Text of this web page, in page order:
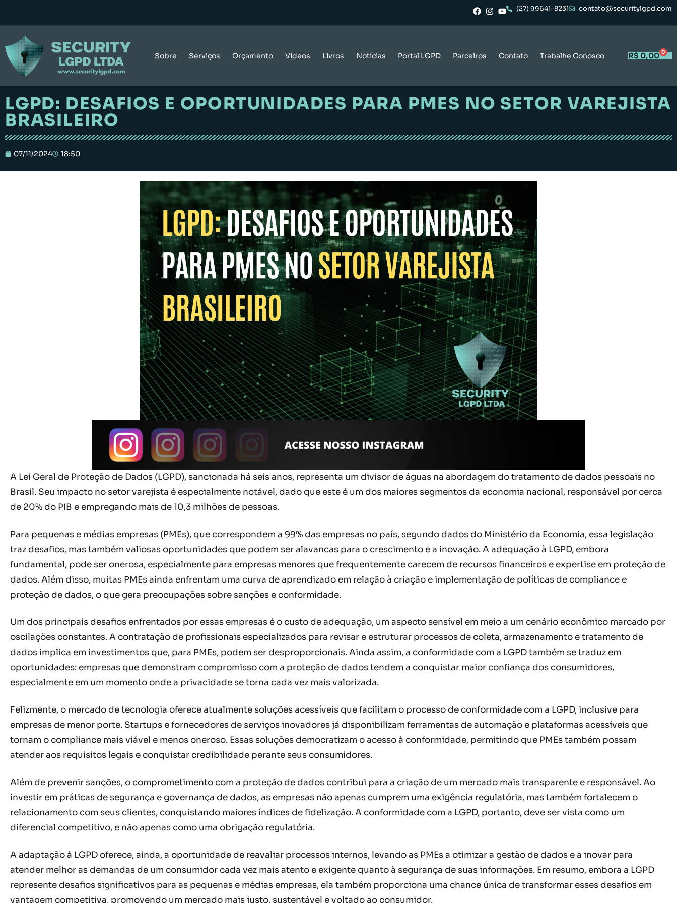
(27) 99641-8231 contato@securitylgpd.com
Sobre Serviços Orçamento Vídeos Livros Notícias Portal LGPD Parceiros Contato Trabalhe Conosco R$ 0,00 0
LGPD: DESAFIOS E OPORTUNIDADES PARA PMES NO SETOR VAREJISTA
BRASILEIRO
07/11/2024 18:50
A Lei Geral de Proteção de Dados (LGPD), sancionada há seis anos, representa um divisor de águas na abordagem do tratamento de dados pessoais no
Brasil. Seu impacto no setor varejista é especialmente notável, dado que este é um dos maiores segmentos da economia nacional, responsável por cerca
de 20% do PIB e empregando mais de 10,3 milhões de pessoas.
Para pequenas e médias empresas (PMEs), que correspondem a 99% das empresas no país, segundo dados do Ministério da Economia, essa legislação
traz desafios, mas também valiosas oportunidades que podem ser alavancas para o crescimento e a inovação. A adequação à LGPD, embora
fundamental, pode ser onerosa, especialmente para empresas menores que frequentemente carecem de recursos financeiros e expertise em proteção de
dados. Além disso, muitas PMEs ainda enfrentam uma curva de aprendizado em relação à criação e implementação de políticas de compliance e
proteção de dados, o que gera preocupações sobre sanções e conformidade.
Um dos principais desafios enfrentados por essas empresas é o custo de adequação, um aspecto sensível em meio a um cenário econômico marcado por
oscilações constantes. A contratação de profissionais especializados para revisar e estruturar processos de coleta, armazenamento e tratamento de
dados implica em investimentos que, para PMEs, podem ser desproporcionais. Ainda assim, a conformidade com a LGPD também se traduz em
oportunidades: empresas que demonstram compromisso com a proteção de dados tendem a conquistar maior confiança dos consumidores,
especialmente em um momento onde a privacidade se torna cada vez mais valorizada.
Felizmente, o mercado de tecnologia oferece atualmente soluções acessíveis que facilitam o processo de conformidade com a LGPD, inclusive para
empresas de menor porte. Startups e fornecedores de serviços inovadores já disponibilizam ferramentas de automação e plataformas acessíveis que
tornam o compliance mais viável e menos oneroso. Essas soluções democratizam o acesso à conformidade, permitindo que PMEs também possam
atender aos requisitos legais e conquistar credibilidade perante seus consumidores.
Além de prevenir sanções, o comprometimento com a proteção de dados contribui para a criação de um mercado mais transparente e responsável. Ao
investir em práticas de segurança e governança de dados, as empresas não apenas cumprem uma exigência regulatória, mas também fortalecem o
relacionamento com seus clientes, conquistando maiores índices de fidelização. A conformidade com a LGPD, portanto, deve ser vista como um
diferencial competitivo, e não apenas como uma obrigação regulatória.
A adaptação à LGPD oferece, ainda, a oportunidade de reavaliar processos internos, levando as PMEs a otimizar a gestão de dados e a inovar para
atender melhor as demandas de um consumidor cada vez mais atento e exigente quanto à segurança de suas informações. Em resumo, embora a LGPD
represente desafios significativos para as pequenas e médias empresas, ela também proporciona uma chance única de transformar esses desafios em
vantagem competitiva, promovendo um mercado mais justo, sustentável e voltado ao consumidor.